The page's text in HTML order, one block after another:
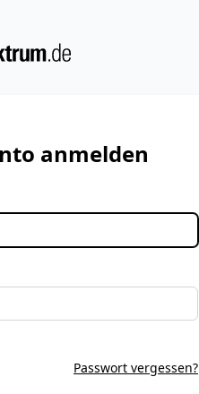
anmelden
Passwort vergessen?